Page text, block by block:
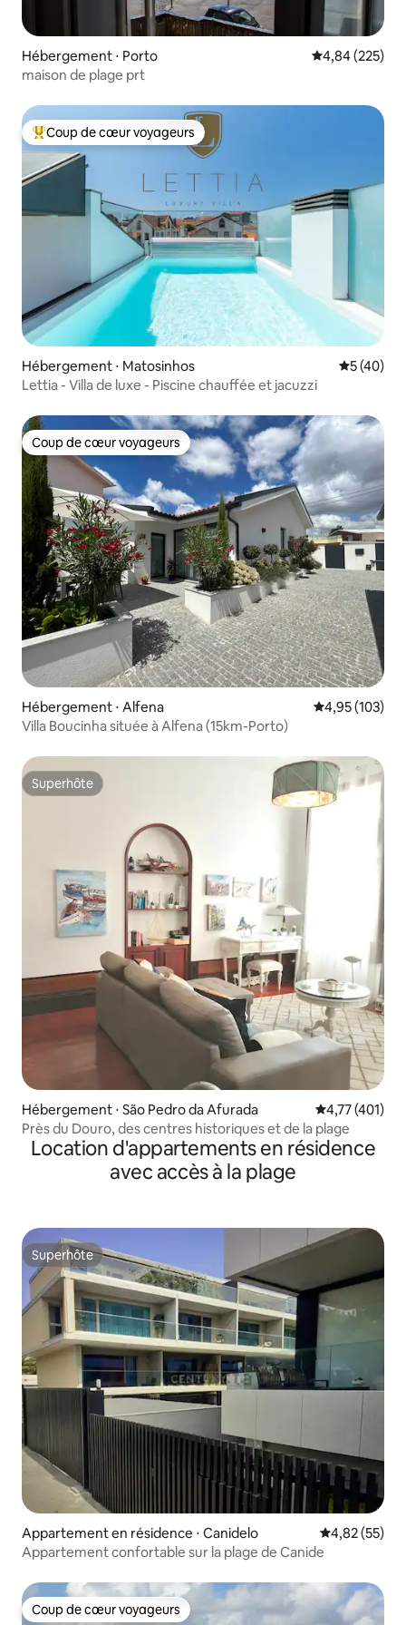
Hébergement ⋅ Porto Évaluation
4,84 (225)
maison de plage prt
Coups de cœur voyageurs les plus appréciés
Coup de cœur voyageurs
Hébergement ⋅ Matosinhos
5 (40)
Lettia - Villa de luxe - Piscine chauffée et jacuzzi
Coup de cœur voyageurs
Coup de cœur voyageurs
Hébergement ⋅ Alfena Évaluation
4,95 (103)
Villa Boucinha située à Alfena (15km-Porto)
Superhôte
Superhôte
Hébergement ⋅ São Pedro da Afurada Évaluation
4,77 (401)
Près du Douro, des centres historiques et de la plage
Location d'appartements en résidence
avec accès à la plage
Superhôte
Superhôte
Appartement en résidence ⋅ Canidelo Évaluation
4,82 (55)
Appartement confortable sur la plage de Canide
Coup de cœur voyageurs
Coup de cœur voyageurs